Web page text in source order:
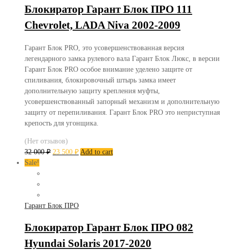
Блокиратор Гарант Блок ПРО 111
Chevrolet, LADA Niva 2002-2009
Гарант Блок PRO, это усовершенствованная версия
легендарного замка рулевого вала Гарант Блок Люкс, в версии
Гарант Блок PRO особое внимание уделено защите от
спиливания, блокировочный штырь замка имеет
дополнительную защиту крепления муфты,
усовершенствованный запорный механизм и дополнительную
защиту от перепиливания. Гарант Блок PRO это неприступная
крепость для угонщика.
(Нет отзывов)
32 000₽ 23 500 ₽ Add to cart
Sale!
Гарант Блок ПРО
Блокиратор Гарант Блок ПРО 082
Hyundai Solaris 2017-2020